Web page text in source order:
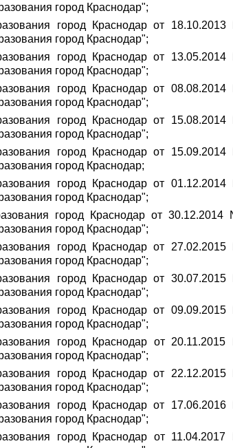
город Краснодар";
город Краснодар от
город Краснодар";
город Краснодар от
город Краснодар";
город Краснодар от
город Краснодар";
город Краснодар от
город Краснодар";
город Краснодар от
город Краснодар;
город Краснодар от
город Краснодар";
город Краснодар от
город Краснодар";
город Краснодар от
город Краснодар";
город Краснодар от
город Краснодар";
город Краснодар от
город Краснодар";
город Краснодар от
город Краснодар";
город Краснодар от
город Краснодар";
город Краснодар от
город Краснодар";
город Краснодар от